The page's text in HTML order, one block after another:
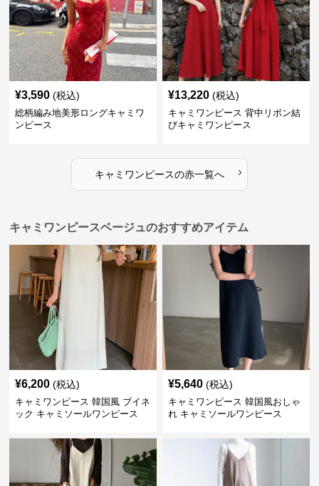
¥3,590 (税込)
総柄編み地美形ロングキャミワ
ンピース
¥13,220 (税込)
キャミワンピース 背中リボン結
びキャミワンピース
キャミワンピースの赤一覧へ ›
キャミワンピースベージュのおすすめアイテム
¥6,200 (税込)
キャミワンピース 韓国風 ブイネ
ック キャミソールワンピース
¥5,640 (税込)
キャミワンピース 韓国風おしゃ
れ キャミソールワンピース